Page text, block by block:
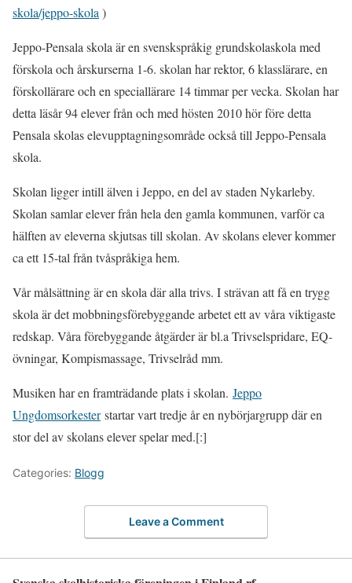
skola/jeppo-skola )
Jeppo-Pensala skola är en svenskspråkig grundskolaskola med
förskola och årskurserna 1-6. skolan har rektor, 6 klasslärare, en
förskollärare och en speciallärare 14 timmar per vecka. Skolan har
detta läsår 94 elever från och med hösten 2010 hör före detta
Pensala skolas elevupptagningsområde också till Jeppo-Pensala
skola.
Skolan ligger intill älven i Jeppo, en del av staden Nykarleby.
Skolan samlar elever från hela den gamla kommunen, varför ca
hälften av eleverna skjutsas till skolan. Av skolans elever kommer
ca ett 15-tal från tvåspråkiga hem.
Vår målsättning är en skola där alla trivs. I strävan att få en trygg
skola är det mobbningsförebyggande arbetet ett av våra viktigaste
redskap. Våra förebyggande åtgärder är bl.a Trivselspridare, EQ-
övningar, Kompismassage, Trivselråd mm.
Musiken har en framträdande plats i skolan. Jeppo
Ungdomsorkesterstartar vart tredje år en nybörjargrupp där en
stor del av skolans elever spelar med.[:]
Categories: Blogg
Leave a Comment